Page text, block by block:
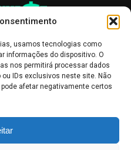
usamos tecnologias como
informações do dispositivo. O
nos permitirá processar dados
IDs exclusivos neste site. Não
afetar negativamente certos
de divulgação, e não devem ser
de investimento.Leia mais